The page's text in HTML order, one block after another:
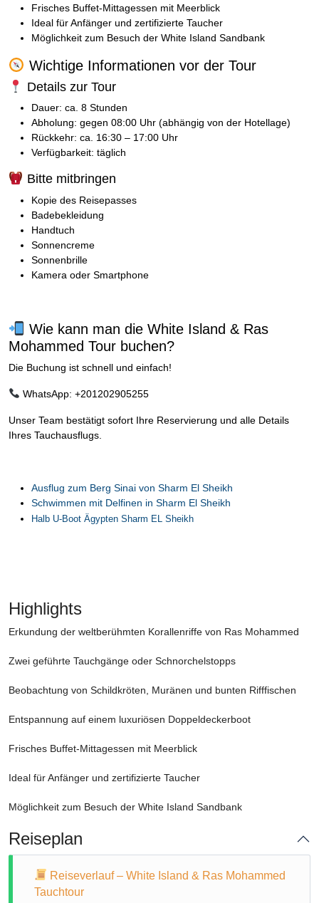
Frisches Buffet-Mittagessen mit Meerblick
Ideal für Anfänger und zertifizierte Taucher
Möglichkeit zum Besuch der White Island Sandbank
Wichtige Informationen vor der Tour
Details zur Tour
Dauer: ca. 8 Stunden
Abholung: gegen 08:00 Uhr (abhängig von der Hotellage)
Rückkehr: ca. 16:30 – 17:00 Uhr
Verfügbarkeit: täglich
Bitte mitbringen
Kopie des Reisepasses
Badebekleidung
Handtuch
Sonnencreme
Sonnenbrille
Kamera oder Smartphone
Wie kann man die White Island & Ras
Mohammed Tour buchen?
Die Buchung ist schnell und einfach!
WhatsApp: +201202905255
Unser Team bestätigt sofort Ihre Reservierung und alle Details
Ihres Tauchausflugs.
Ausflug zum Berg Sinai von Sharm El Sheikh
Schwimmen mit Delfinen in Sharm El Sheikh
Halb U-Boot Ägypten Sharm EL Sheikh
Highlights
Erkundung der weltberühmten Korallenriffe von Ras Mohammed
Zwei geführte Tauchgänge oder Schnorchelstopps
Beobachtung von Schildkröten, Muränen und bunten Rifffischen
Entspannung auf einem luxuriösen Doppeldeckerboot
Frisches Buffet-Mittagessen mit Meerblick
Ideal für Anfänger und zertifizierte Taucher
Möglichkeit zum Besuch der White Island Sandbank
Reiseplan
Reiseverlauf – White Island & Ras Mohammed
Tauchtour